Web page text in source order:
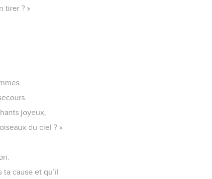
tirer ? »
joyeux,
du ciel ? »
cause et qu’il